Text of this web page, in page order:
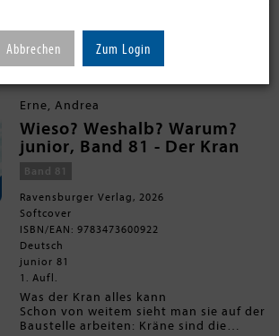
Abbrechen Zum Login
Erne, Andrea
Wieso? Weshalb? Warum?
junior, Band 81 - Der Kran
Band 81
Ravensburger Verlag, 2026
Softcover
ISBN/EAN: 9783473600922
Deutsch
junior 81
1. Aufl.
Was der Kran alles kann
Schon von weitem sieht man sie auf der
Baustelle arbeiten: Kräne sind die